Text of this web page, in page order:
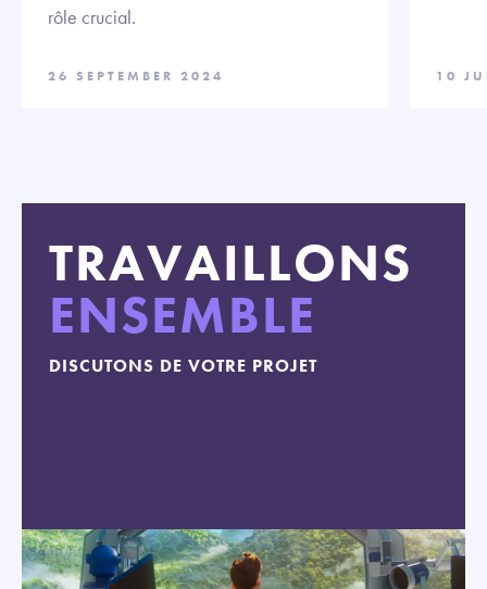
rôle crucial.
26 SEPTEMBER 2024 10
TRAVAILLONS
ENSEMBLE
DISCUTONS DE VOTRE PROJET